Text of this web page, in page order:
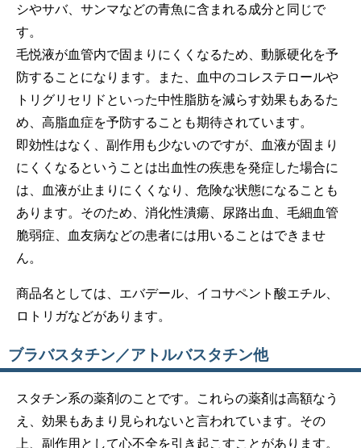
シやサバ、サンマなどの青魚に含まれる成分と同じで
す。
毛悦液が血管内で固まりにくくなるため、動脈硬化を予
防することになります。また、血中のコレステロールや
トリグリセリドといった中性脂肪を減らす効果もあるた
め、高脂血症を予防することも期待されています。
即効性はなく、副作用も少ないのですが、血液が固まり
にくくなるということは出血性の疾患を発症した場合に
は、血液が止まりにくくなり、危険な状態になることも
あります。そのため、消化性潰瘍、尿路出血、毛細血管
脆弱症、血友病などの患者には用いることはできませ
ん。
商品名としては、エバデール、イコサペント酸エチル、
ロトリガなどがあります。
ブラバスタチン／アトルバスタチン他
スタチン系の薬剤のことです。これらの薬剤は高額なう
え、効果もあまり見られないと言われています。その
上、副作用として心不全を引き起こすことがあります。